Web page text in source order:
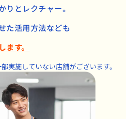
りとレクチャー。
た活用方法なども
す。
実施していない店舗がございます。